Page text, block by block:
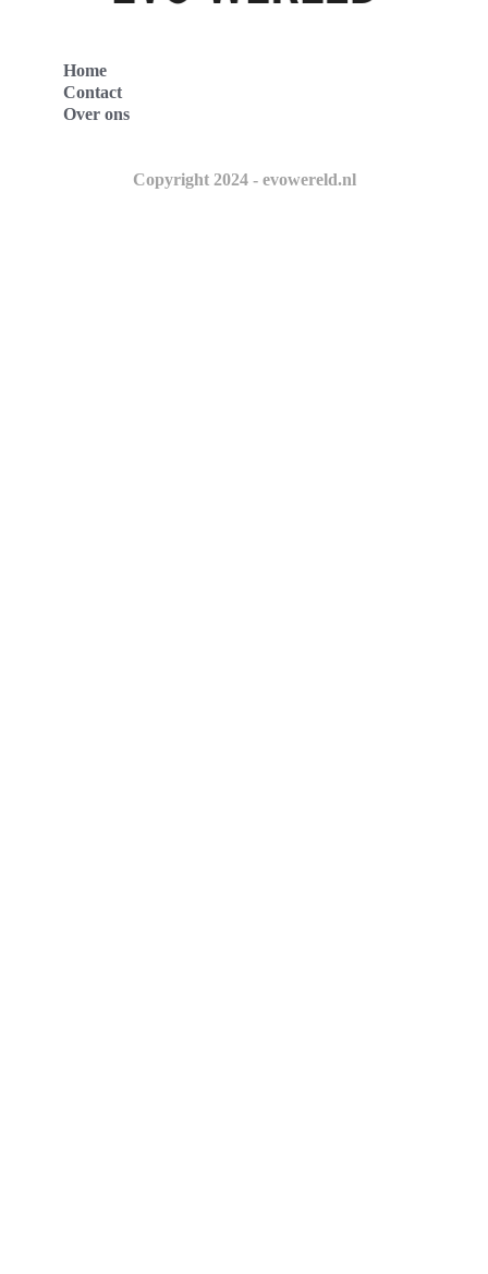
Home
Contact
Over ons
Copyright 2024 - evowereld.nl